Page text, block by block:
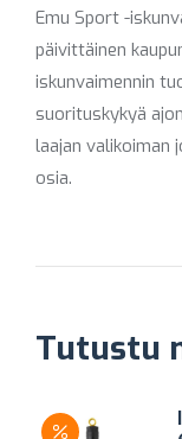
Emu Sport -
päivittäinen
iskunvaimennin
suorituskykyä
laajan valikoiman
osia.
Tutustu